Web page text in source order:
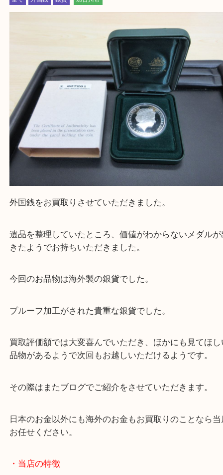
買取大吉西加古川店に来てよかった！そう思って
よう丁寧に査定いたします。
Facebook
Twitter
Line
外国銭 銀貨
公開日:2022/03/01 最終更新日:2025/08/04
外国銭 銀貨（ 外国銭 銀貨 N/A ）
外国銭をお買取りさせていただきました。
遺品を整理していたところ、価値がわからないメダ